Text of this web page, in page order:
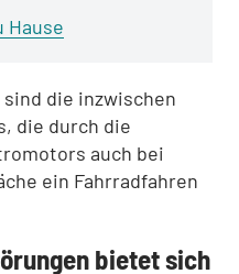
Hause
die inzwischen
die durch die
auch bei
ein Fahrradfahren
bietet sich